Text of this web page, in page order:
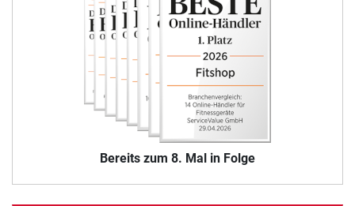
Bereits zum 8. Mal in Folge